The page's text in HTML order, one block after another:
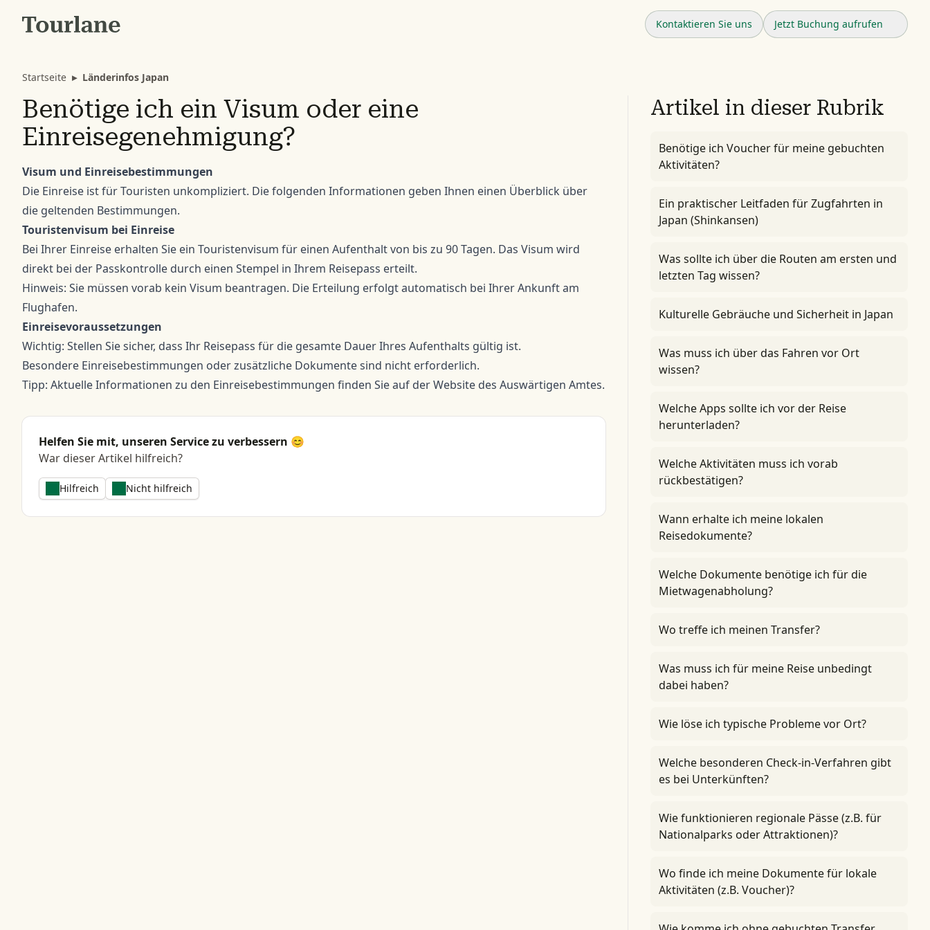
Kontaktieren Sie uns Jetzt Buchung aufrufen
Startseite ▸ Länderinfos Japan
Benötige ich ein Visum oder eine
Einreisegenehmigung?
Visum und Einreisebestimmungen
Die Einreise ist für Touristen unkompliziert. Die folgenden Informationen geben Ihnen einen Überblick über
die geltenden Bestimmungen.
Touristenvisum bei Einreise
Bei Ihrer Einreise erhalten Sie ein Touristenvisum für einen Aufenthalt von bis zu 90 Tagen. Das Visum wird
direkt bei der Passkontrolle durch einen Stempel in Ihrem Reisepass erteilt.
Hinweis: Sie müssen vorab kein Visum beantragen. Die Erteilung erfolgt automatisch bei Ihrer Ankunft am
Flughafen.
Einreisevoraussetzungen
Wichtig: Stellen Sie sicher, dass Ihr Reisepass für die gesamte Dauer Ihres Aufenthalts gültig ist.
Besondere Einreisebestimmungen oder zusätzliche Dokumente sind nicht erforderlich.
Tipp: Aktuelle Informationen zu den Einreisebestimmungen finden Sie auf der Website des Auswärtigen Amtes.
Helfen Sie mit, unseren Service zu verbessern 😊
War dieser Artikel hilfreich?
Hilfreich Nicht hilfreich
Artikel in dieser Rubrik
Benötige ich Voucher für meine gebuchten
Aktivitäten?
Ein praktischer Leitfaden für Zugfahrten in
Japan (Shinkansen)
Was sollte ich über die Routen am ersten und
letzten Tag wissen?
Kulturelle Gebräuche und Sicherheit in Japan
Was muss ich über das Fahren vor Ort
wissen?
Welche Apps sollte ich vor der Reise
herunterladen?
Welche Aktivitäten muss ich vorab
rückbestätigen?
Wann erhalte ich meine lokalen
Reisedokumente?
Welche Dokumente benötige ich für die
Mietwagenabholung?
Wo treffe ich meinen Transfer?
Was muss ich für meine Reise unbedingt
dabei haben?
Wie löse ich typische Probleme vor Ort?
Welche besonderen Check-in-Verfahren gibt
es bei Unterkünften?
Wie funktionieren regionale Pässe (z.B. für
Nationalparks oder Attraktionen)?
Wo finde ich meine Dokumente für lokale
Aktivitäten (z.B. Voucher)?